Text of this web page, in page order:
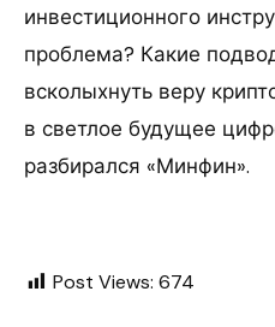
инвестиционного
проблема? Какие
всколыхнуть веру
в светлое будущее
разбирался «Минфин».
Post Views: 674